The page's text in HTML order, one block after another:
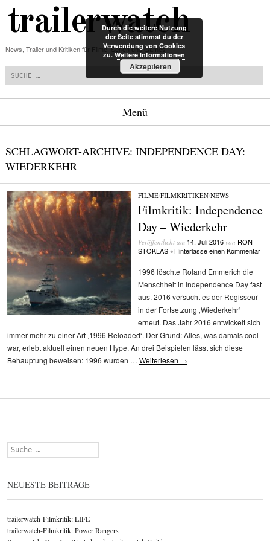
trailerwatch
News, Trailer und Kritiken für Filme, Serien und Games
Menü
SCHLAGWORT-ARCHIVE: INDEPENDENCE DAY:
WIEDERKEHR
FILME/FILMKRITIKEN/NEWS
Filmkritik: Independence
Day – Wiederkehr
Veröffentlicht am 14. Juli 2016von RON
STOKLAS • Hinterlasse einen Kommentar
1996 löschte Roland Emmerich die
Menschheit in Independence Day fast
aus. 2016 versucht es der Regisseur
in der Fortsetzung ‚Wiederkehr‘
erneut. Das Jahr 2016 entwickelt sich
immer mehr zu einer Art ‚1996 Reloaded‘. Der Grund: Alles, was damals cool
war, erlebt aktuell einen neuen Hype. An drei Beispielen lässt sich diese
Behauptung beweisen: 1996 wurden … Weiterlesen →
Suchen
NEUESTE BEITRÄGE
trailerwatch-Filmkritik: LIFE
trailerwatch-Filmkritik: Power Rangers
Durch die weitere Nutzung
der Seite stimmst du der
Verwendung von Cookies
zu. Weitere Informationen
Akzeptieren